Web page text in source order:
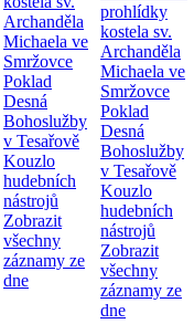
Archanděla
Michaela ve
Smržovce
Poklad
Desná
Bohoslužby
v Tesařově
Kouzlo
hudebních
nástrojů
Zobrazit
všechny
záznamy ze
dne
prohlídky
kostela sv.
Archanděla
Michaela ve
Smržovce
Poklad
Desná
Bohoslužby
v Tesařově
Kouzlo
hudebních
nástrojů
Zobrazit
všechny
záznamy ze
dne